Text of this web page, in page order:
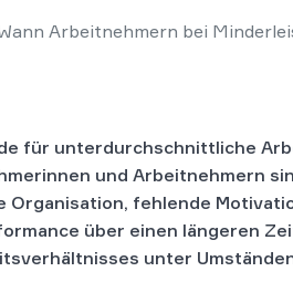
Arbeitnehmern bei
für unterdurchschnittliche
und Arbeitnehmern
Organisation, fehlende
über einen längeren
unter